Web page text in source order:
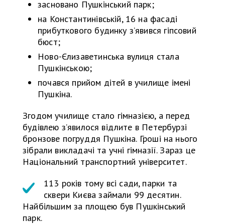
засновано Пушкінський парк;
на Константинівській, 16 на фасаді
прибуткового будинку з’явився гіпсовий
бюст;
Ново-Єлизаветинська вулиця стала
Пушкінською;
почався прийом дітей в училище імені
Пушкіна.
Згодом училище стало гімназією, а перед
будівлею з’явилося відлите в Петербурзі
бронзове погруддя Пушкіна. Гроші на нього
зібрали викладачі та учні гімназії. Зараз це
Національний транспортний університет.
113 років тому всі сади, парки та
сквери Києва займали 99 десятин.
Найбільшим за площею був Пушкінський
парк.